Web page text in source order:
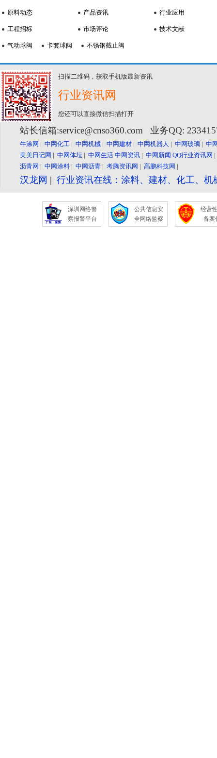
原料动态
工程招标
产品资讯
市场评论
行业应用
技术文献
气动球阀 卡套球阀 不锈钢截止阀
扫描二维码，获取手机版最新资讯
行业资讯网
您还可以直接微信扫描打开
站长信箱:service@cnso360.com 业务QQ:
牛涂网 | 中网化工 | 中网机械 | 中网建材 | 中网机器人 | 中网玻璃 | 中
美美日记网 | 中网体坛 | 中网生活 中网资讯 | 中网新闻 QQ行业资讯网
沥青网 | 中网涂料 | 中网沥青 | 考腾资讯网 | 高鹏科技网 |
汉龙网 | 行业资讯在线：涂料、建材、化工、
深圳网络警
察报警平台
公共信息安
全网络监察
经营
备案